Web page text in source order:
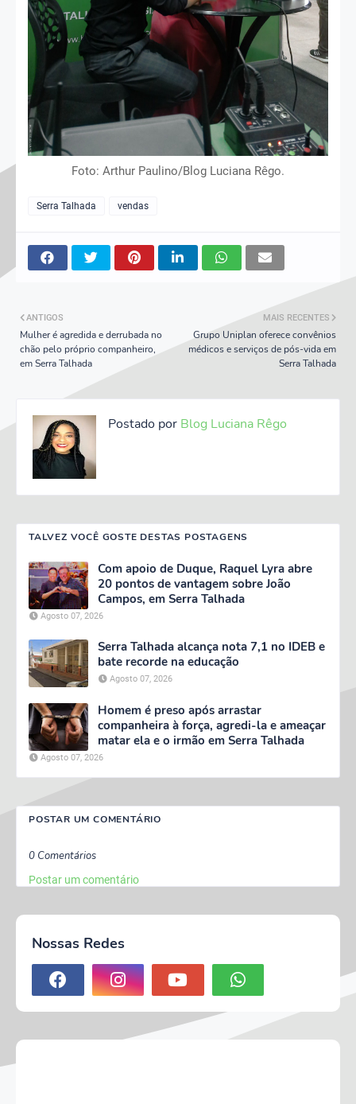
Foto: Arthur Paulino/Blog Luciana Rêgo.
Serra Talhada vendas
MAIS RECENTES
Grupo Uniplan oferece convênios
médicos e serviços de pós-vida em
Serra Talhada
ANTIGOS
Mulher é agredida e derrubada no
chão pelo próprio companheiro,
em Serra Talhada
Postado por Blog Luciana Rêgo
TALVEZ VOCÊ GOSTE DESTAS POSTAGENS
Com apoio de Duque, Raquel Lyra abre
20 pontos de vantagem sobre João
Campos, em Serra Talhada
Agosto 07, 2026
Serra Talhada alcança nota 7,1 no IDEB e
bate recorde na educação
Agosto 07, 2026
Homem é preso após arrastar
companheira à força, agredi-la e ameaçar
matar ela e o irmão em Serra Talhada
Agosto 07, 2026
POSTAR UM COMENTÁRIO
0 Comentários
Postar um comentário
Nossas Redes